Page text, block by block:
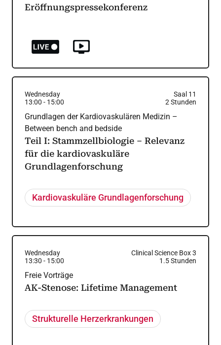
Eröffnungspressekonferenz
Wednesday
Saal 11
13:00 - 15:00 2 Stunden
Grundlagen der Kardiovaskulären Medizin –
Between bench and bedside
Teil I: Stammzellbiologie – Relevanz
für die kardiovaskuläre
Grundlagenforschung
Kardiovaskuläre Grundlagenforschung
Wednesday
Clinical Science Box 3
13:30 - 15:00 1.5Stunden
Freie Vorträge
AK-Stenose: Lifetime Management
Strukturelle Herzerkrankungen